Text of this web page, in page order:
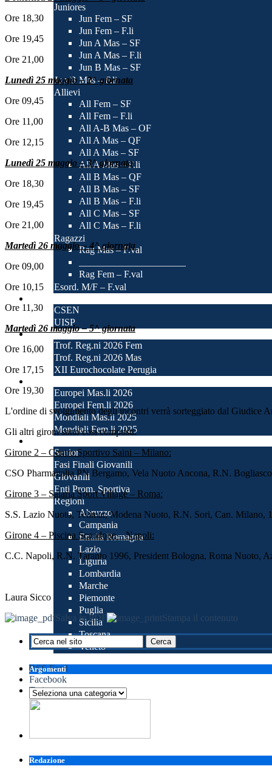
Juniores
Jun Fem – SF
Jun Fem – F.li
Jun A Mas – SF
Jun A Mas – F.li
Jun B Mas – SF
Jun B Mas – F.li
Allievi
All Fem – SF
All Fem – F.li
All A-B Mas – OF
All A Mas – QF
All A Mas – SF
All A Mas – F.li
All B Mas – QF
All B Mas – SF
All B Mas – F.li
All C Mas – SF
All C Mas – F.li
Ragazzi
Rag Mas – F.val
Rag Fem – F.val
Esord. M/F – F.val
CSEN
UISP
Tornei
Trof. Reg.ni 2026 Fem
Trof. Reg.ni 2026 Mas
XII Eurochocolate Perugia
Europei Mas.li 2026
Europei Fem.li 2026
Mondiali Mas.li 2025
Mondiali Fem.li 2025
Senior
Fasi Finali Giovanili
Giovanili
Enti Prom. Sportiva
Regioni
Abruzzo
Campania
Emilia Romagna
Lazio
Liguria
Lombardia
Marche
Piemonte
Puglia
Sicilia
Toscana
Veneto
RSS Feed
Facebook
Twitter
Ore 18,30
Ore 19,45
Ore 21,00
Lunedì 25 maggio – 2^ giornata
Ore 09,45
Ore 11,00
Ore 12,15
Lunedì 25 maggio – 3^ giornata
Ore 18,30
Ore 19,45
Ore 21,00
Martedì 26 maggio – 4^ giornata
Ore 09,00
Ore 10,15
Ore 11,30
Martedì 26 maggio – 5^ giornata
Ore 16,00
Ore 17,15
Ore 19,30
L'ordine di svolgimento degli incontri verrà sorteggiato dal Giudice
Gli altri gironi sono così composti:
Girone 2 – Centro Sportivo Saini – Milano:
CSO Pharmaitalia PN Bergamo, Vela Nuoto Ancona, R.N.
Girone 3 – Salaria Sport Village – Roma:
S.S. Lazio Nuoto, Telimar, Modena Nuoto, R.N. Sori, Can. Milano,
Girone 4 – Piscina Scandone – Napoli:
C.C. Napoli, R.N. Taranto 1996, President Bologna, Roma Nuoto,
Laura Sicco
Salva in PDF
Stampa il contenuto
Argomenti
Argomenti
Redazione